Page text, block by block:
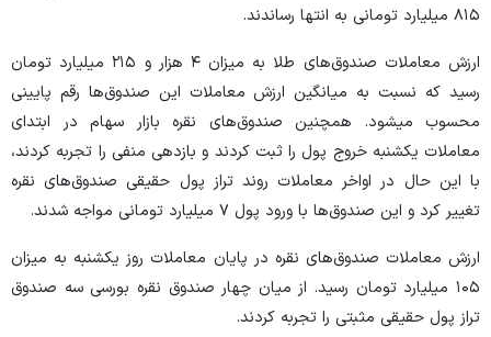
۸۱۵ میلیارد تومانی به انتها رساندند.
ارزش معاملات صندوق‌های طلا به میزان ۴ هزار و ۲۱۵ میلیارد تومان
رسید که نسبت به میانگین ارزش معاملات این صندوق‌ها رقم پایینی
محسوب میشود. همچنین صندوق‌های نقره بازار سهام در ابتدای
معاملات یکشنبه خروج پول را ثبت کردند و بازدهی منفی را تجربه کردند،
با این حال در اواخر معاملات روند تراز پول حقیقی صندوق‌های نقره
تغییر کرد و این صندوق‌ها با ورود پول ۷ میلیارد تومانی مواجه شدند.
ارزش معاملات صندوق‌های نقره در پایان معاملات روز یکشنبه به میزان
۱۰۵ میلیارد تومان رسید. از میان چهار صندوق نقره بورسی سه صندوق
تراز پول حقیقی مثبتی را تجربه کردند.